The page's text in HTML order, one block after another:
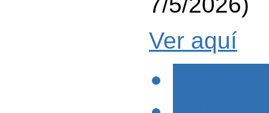
Ver aquí